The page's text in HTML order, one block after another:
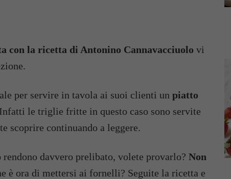
con la ricetta di Antonino Cannavacciuolo vi
per servire in tavola ai suoi clienti un piatto
le triglie fritte in questo caso sono servite
scoprire continuando a leggere.
davvero prelibato, volete provarlo? Non
è ora di mettersi ai fornelli? Seguite la ricetta e